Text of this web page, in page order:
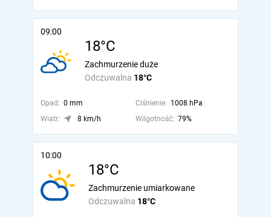
09:00
18°C
Odczuwalna 18°C
Zachmurzenie duże
Opad: 0 mm Ciśnienie: 1008 hPa
Wiatr:
8 km/h Wilgotność: 79%
10:00
18°C
Odczuwalna 18°C
Zachmurzenie umiarkowane